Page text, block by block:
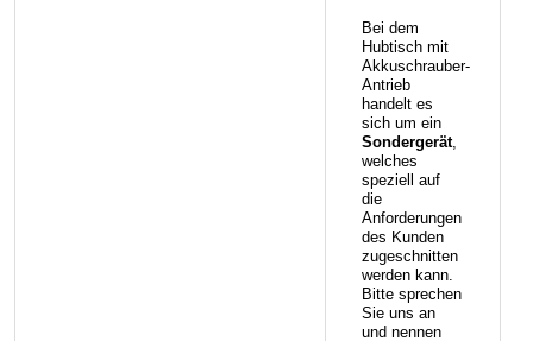
Bei dem
Hubtisch mit
Akkuschrauber-
Antrieb
handelt es
sich um ein
Sondergerät,
welches
speziell auf
die
Anforderungen
des Kunden
zugeschnitten
werden kann.
Bitte sprechen
Sie uns an
und nennen